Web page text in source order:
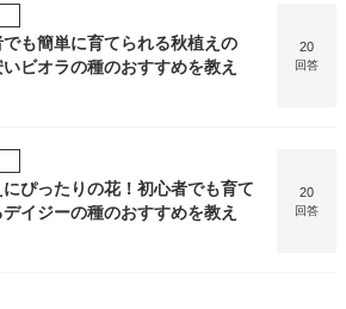
も簡単に育てられる秋植えの
ビオラの種のおすすめを教え
20
回答
ぴったりの花！初心者でも育て
デイジーの種のおすすめを教え
20
回答